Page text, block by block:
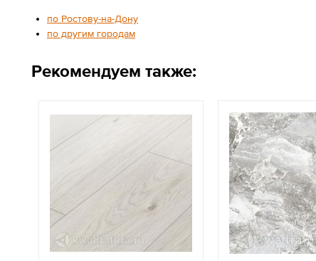
по Ростову-на-Дону
по другим городам
Рекомендуем также: